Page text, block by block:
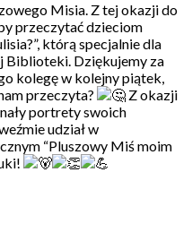
Misia. Z tej okazji do
przeczytać dzieciom
którą specjalnie dla
Biblioteki. Dziękujemy za
kolegę w kolejny piątek,
przeczyta?
Z okazji
portrety swoich
udział w
“Pluszowy Miś moim